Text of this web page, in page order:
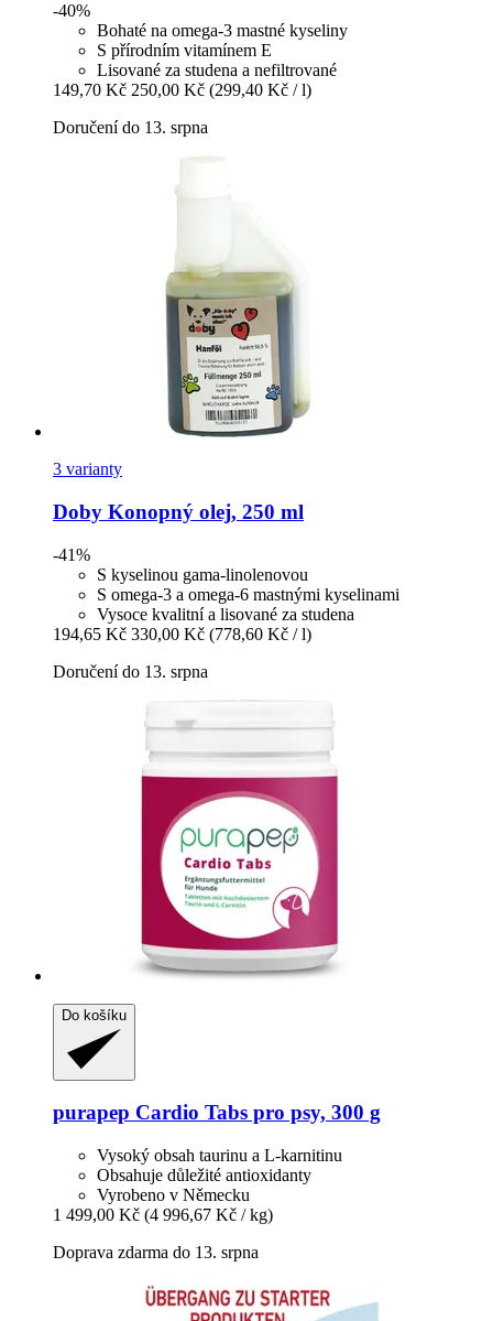
-40%
Bohaté na omega-3 mastné kyseliny
S přírodním vitamínem E
Lisované za studena a nefiltrované
149,70 Kč 250,00 Kč (299,40 Kč / l)
Doručení do 13. srpna
3 varianty
Doby Konopný olej, 250 ml
-41%
S kyselinou gama-linolenovou
S omega-3 a omega-6 mastnými kyselinami
Vysoce kvalitní a lisované za studena
194,65 Kč 330,00 Kč (778,60 Kč / l)
Doručení do 13. srpna
Do košíku
purapep Cardio Tabs pro psy, 300 g
Vysoký obsah taurinu a L-karnitinu
Obsahuje důležité antioxidanty
Vyrobeno v Německu
1 499,00 Kč (4 996,67 Kč / kg)
Doprava zdarma do 13. srpna